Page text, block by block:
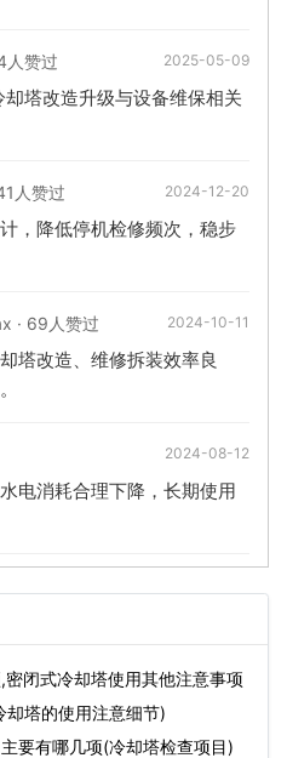
人赞过 2025-05-09
塔改造升级与设备维保相关
人赞过 2024-12-20
，降低停机检修频次，稳步
· 69人赞过 2024-10-11
塔改造、维修拆装效率良
2024-08-12
电消耗合理下降，长期使用
闭式冷却塔使用其他注意事项
却塔的使用注意细节)
要有哪几项(冷却塔检查项目)